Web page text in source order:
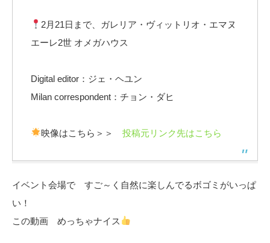
2月21日まで、ガレリア・ヴィットリオ・エマヌ
エーレ2世 オメガハウス
Digital editor：ジェ・ヘユン
Milan correspondent：チョン・ダヒ
映像はこちら＞＞投稿元リンク先はこちら
イベント会場で すご～く自然に楽しんでるボゴミがいっぱ
い！
この動画 めっちゃナイス